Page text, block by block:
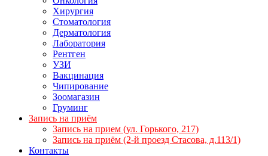
Хирургия
Стоматология
Дерматология
Лаборатория
Рентген
УЗИ
Вакцинация
Чипирование
Зоомагазин
Груминг
Запись на приём
Запись на прием (ул. Горького, 217)
Запись на приём (2-й проезд Стасова, д.113/1)
Контакты